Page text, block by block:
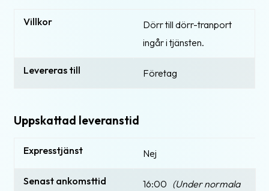
Villkor
Dörr till dörr-tranport
ingår i tjänsten.
Levereras till Företag
Uppskattad leveranstid
Expresstjänst Nej
Senast ankomsttid 16:00 (Under normala